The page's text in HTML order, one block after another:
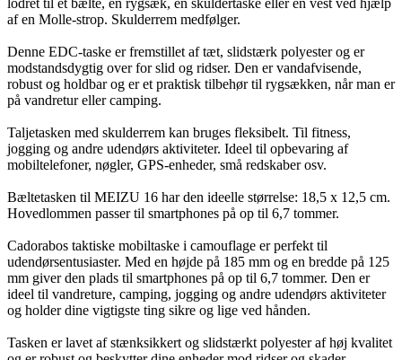
af en Molle-strop. Skulderrem medfølger.
Denne EDC-taske er fremstillet af tæt, slidstærk polyester og er
modstandsdygtig over for slid og ridser. Den er vandafvisende,
robust og holdbar og er et praktisk tilbehør til rygsækken, når man er
på vandretur eller camping.
Taljetasken med skulderrem kan bruges fleksibelt. Til fitness,
jogging og andre udendørs aktiviteter. Ideel til opbevaring af
mobiltelefoner, nøgler, GPS-enheder, små redskaber osv.
Bæltetasken til MEIZU 16 har den ideelle størrelse: 18,5 x 12,5 cm.
Hovedlommen passer til smartphones på op til 6,7 tommer.
Cadorabos taktiske mobiltaske i camouflage er perfekt til
udendørsentusiaster. Med en højde på 185 mm og en bredde på 125
mm giver den plads til smartphones på op til 6,7 tommer. Den er
ideel til vandreture, camping, jogging og andre udendørs aktiviteter
og holder dine vigtigste ting sikre og lige ved hånden.
Tasken er lavet af stænksikkert og slidstærkt polyester af høj kvalitet